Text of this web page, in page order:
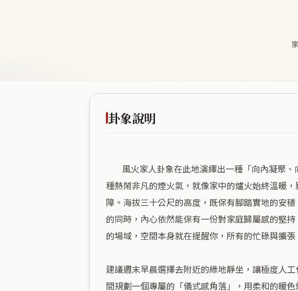
卦象說明
種熱鬧非凡的煙火氣，就像家中的爐火始終溫暖
障。海拔三十公尺的高度，既保有腳踏實地的安
的同時，內心依然能保有一份對家庭歸屬感的堅
的場域，空間本身就在提醒你，所有的忙碌與擴
建議週末早晨選擇去附近的綠地靜坐，讓極度人
間規劃一個專屬的「儀式感角落」，用柔和的暖